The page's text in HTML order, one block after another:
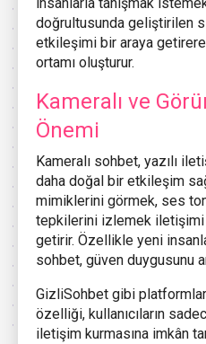
doğrultusunda geliştirilen
etkileşimi bir araya
ortamı oluşturur.
Kameralı ve
Önemi
Kameralı sohbet, yazılı
daha doğal bir etkileşim
mimiklerini görmek, ses
tepkilerini izlemek iletişimi
getirir. Özellikle yeni
sohbet, güven duygusunu
GizliSohbet gibi
özelliği, kullanıcıların
iletişim kurmasına imkân